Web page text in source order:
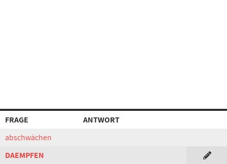
FRAGE
ANTWORT
abschwächen
DAEMPFEN